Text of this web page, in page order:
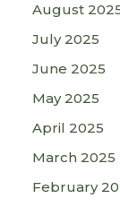
August
July 2025
June 2025
May 2025
April 2025
March 2025
February